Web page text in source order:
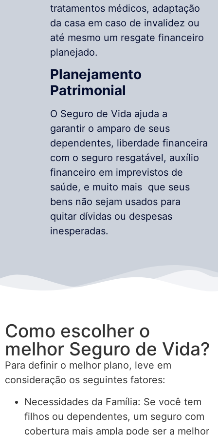
tratamentos médicos, adaptação
da casa em caso de invalidez ou
até mesmo um resgate financeiro
planejado.
Planejamento
Patrimonial
O Seguro de Vida ajuda a
garantir o amparo de seus
dependentes, liberdade financeira
com o seguro resgatável, auxílio
financeiro em imprevistos de
saúde, e muito mais que seus
bens não sejam usados para
quitar dívidas ou despesas
inesperadas.
Como escolher o
melhor Seguro de Vida?
Para definir o melhor plano, leve em
consideração os seguintes fatores:
Necessidades da Família: Se você tem
filhos ou dependentes, um seguro com
cobertura mais ampla pode ser a melhor